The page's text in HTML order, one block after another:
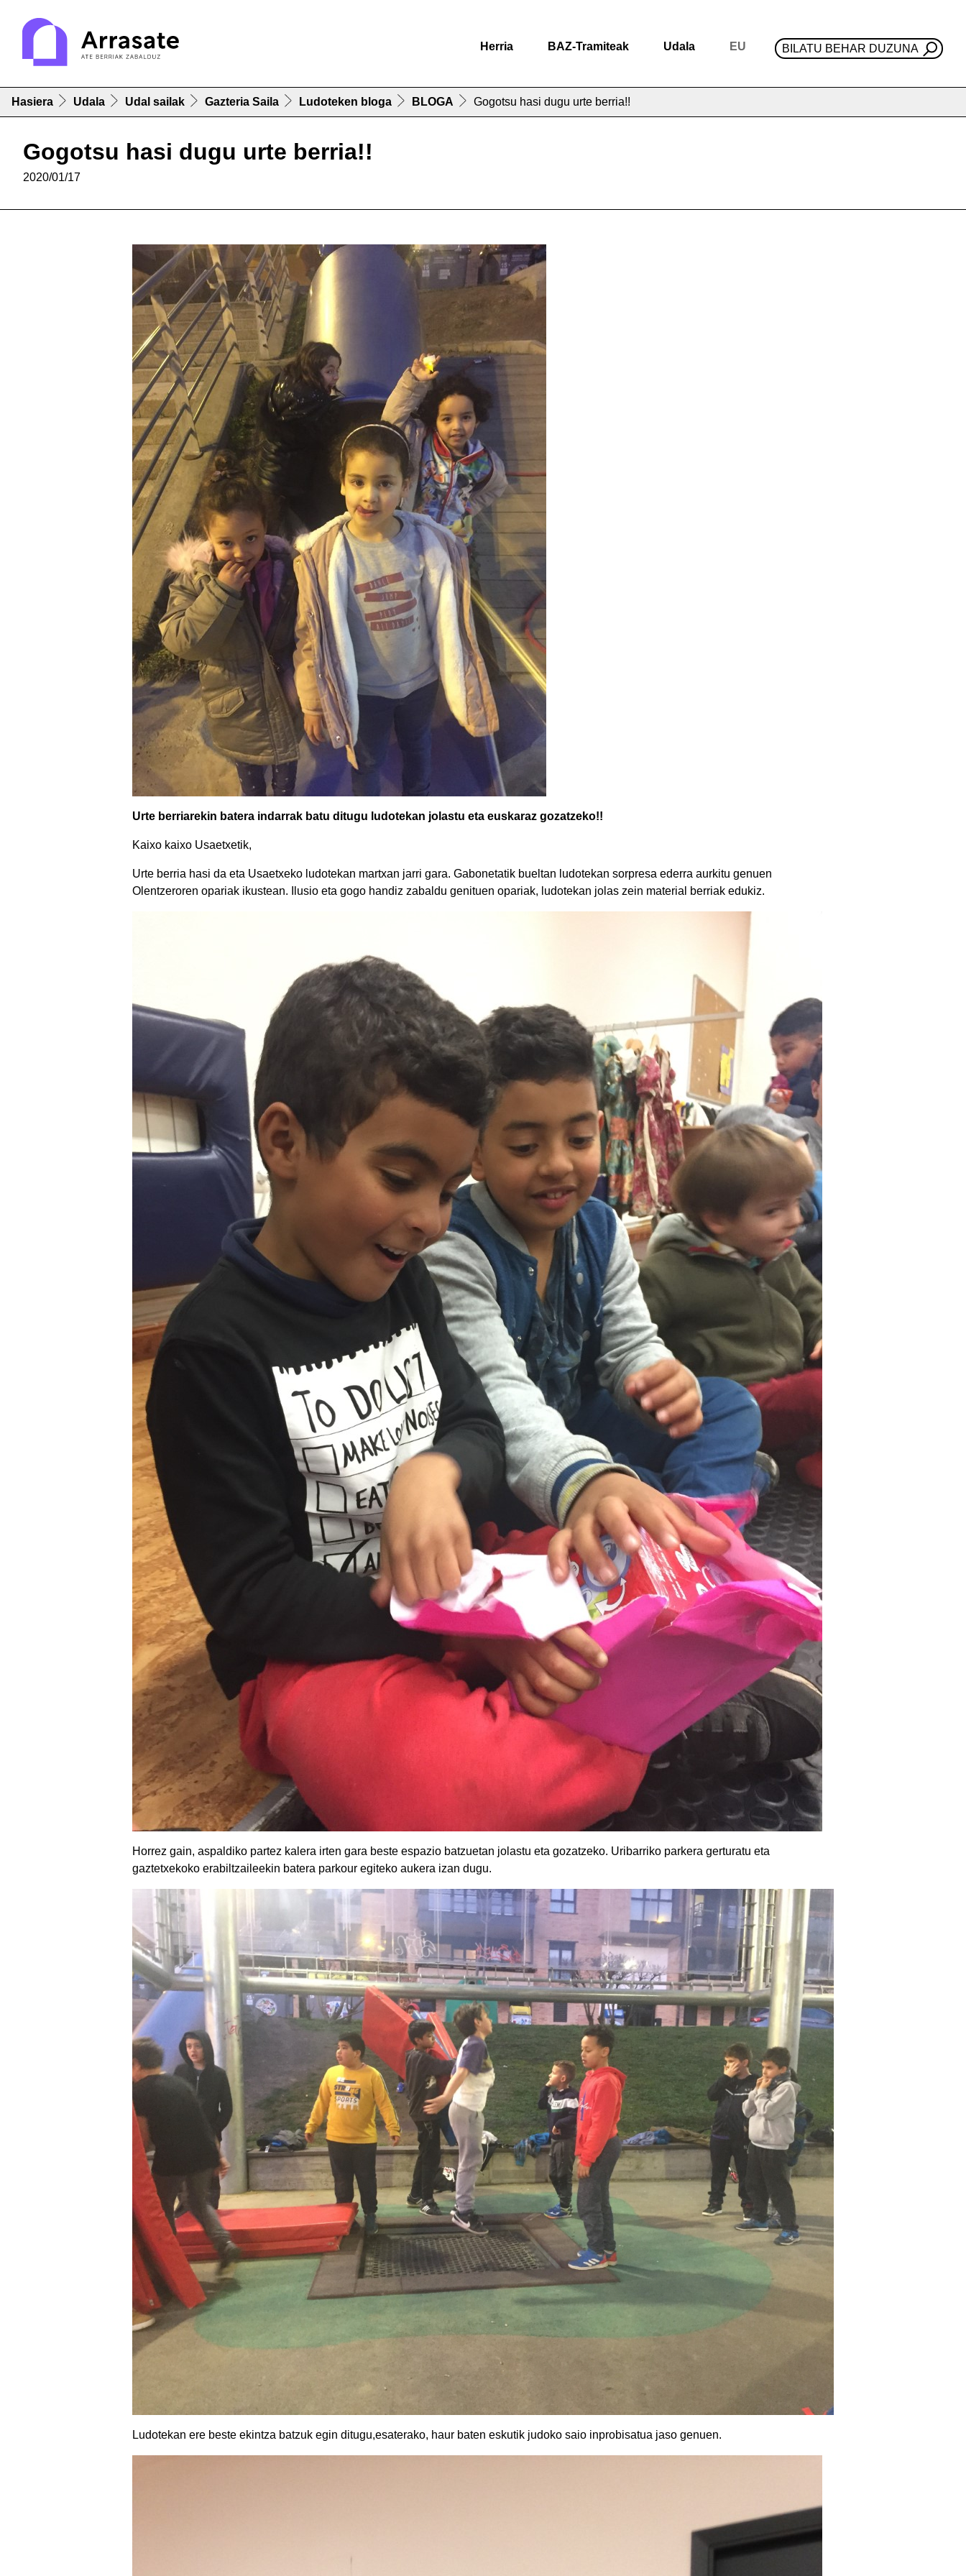
Herria BAZ-Tramiteak Udala EU BILATU BEHAR DUZUNA
Hasiera Udala Udal sailak Gazteria Saila Ludoteken bloga BLOGA Gogotsu hasi dugu urte berria!!
Gogotsu hasi dugu urte berria!!
2020/01/17
Urte berriarekin batera indarrak batu ditugu ludotekan jolastu eta euskaraz gozatzeko!!
Kaixo kaixo Usaetxetik,
Urte berria hasi da eta Usaetxeko ludotekan martxan jarri gara. Gabonetatik bueltan ludotekan sorpresa ederra aurkitu genuen
Olentzeroren opariak ikustean. Ilusio eta gogo handiz zabaldu genituen opariak, ludotekan jolas zein material berriak edukiz.
Horrez gain, aspaldiko partez kalera irten gara beste espazio batzuetan jolastu eta gozatzeko. Uribarriko parkera gerturatu eta
gaztetxekoko erabiltzaileekin batera parkour egiteko aukera izan dugu.
Ludotekan ere beste ekintza batzuk egin ditugu,esaterako, haur baten eskutik judoko saio inprobisatua jaso genuen.